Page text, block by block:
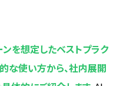
を想定したベストプラク
な使い方から、社内展開